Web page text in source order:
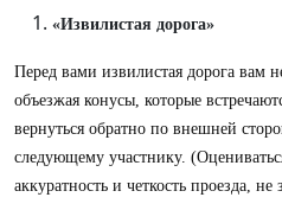
«Извилистая дорога»
Перед вами извилистая дорога вам
объезжая конусы, которые
вернуться обратно по внешней
следующему участнику.
аккуратность и четкость проезда, не